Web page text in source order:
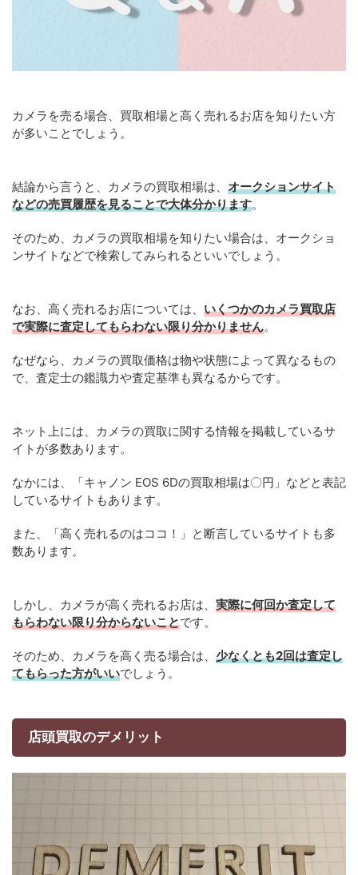
カメラを売る場合、買取相場と高く売れるお店を知りたい方
が多いことでしょう。
結論から言うと、カメラの買取相場は、 オークションサイト
などの売買履歴を見ることで大体分かります。
そのため、カメラの買取相場を知りたい場合は、オークショ
ンサイトなどで検索してみられるといいでしょう。
なお、高く売れるお店については、 いくつかのカメラ買取店
で実際に査定してもらわない限り分かりません。
なぜなら、カメラの買取価格は物や状態によって異なるもの
で、査定士の鑑識力や査定基準も異なるからです。
ネット上には、カメラの買取に関する情報を掲載しているサ
イトが多数あります。
なかには、「キャノン EOS 6Dの買取相場は〇円」などと表記
しているサイトもあります。
また、「高く売れるのはココ！」と断言しているサイトも多
数あります。
しかし、カメラが高く売れるお店は、 実際に何回か査定して
もらわない限り分からないことです。
そのため、カメラを高く売る場合は、 少なくとも2回は査定し
てもらった方がいいでしょう。
店頭買取のデメリット